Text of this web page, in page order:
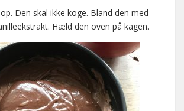
Den skal ikke koge. Bland den med
Hæld den oven på kagen.